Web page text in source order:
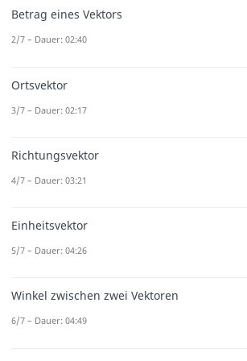
Betrag eines Vektors
2/7 – Dauer: 02:40
Ortsvektor
3/7 – Dauer: 02:17
Richtungsvektor
4/7 – Dauer: 03:21
Einheitsvektor
5/7 – Dauer: 04:26
Winkel zwischen zwei Vektoren
6/7 – Dauer: 04:49